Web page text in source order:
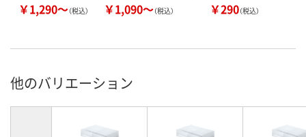
￥1,290～（税込） ￥1,090～（税込） ￥290（税込）
他のバリエーション